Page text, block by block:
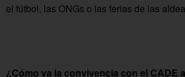
el fútbol, las ONGs o las ferias de las
¿Cómo va la convivencia con el CADE